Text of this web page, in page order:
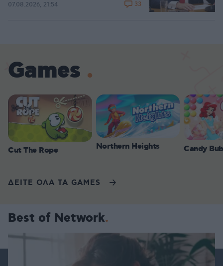
07.08.2026, 21:54 33
Games
Cut The Rope Northern Heights Candy
ΔΕΙΤΕ ΟΛΑ ΤΑ GAMES
Best of Network